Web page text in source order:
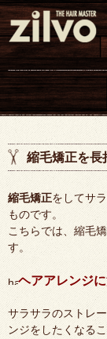
縮毛矯正を長
縮毛矯正をしてサ
ものです。
こちらでは、縮毛
す。
ヘアアレンジ
サラサラのストレ
ンジをしたくなる